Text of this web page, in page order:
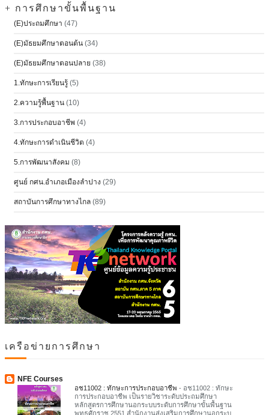
+ การศึกษาขั้นพื้นฐาน
(E)ประถมศึกษา (47)
(E)มัธยมศึกษาตอนต้น (34)
(E)มัธยมศึกษาตอนปลาย (38)
1.ทักษะการเรียนรู้ (5)
2.ความรู้พื้นฐาน (10)
3.การประกอบอาชีพ (4)
4.ทักษะการดำเนินชีวิต (4)
5.การพัฒนาสังคม (8)
ศูนย์ กศน.อำเภอเมืองลำปาง (29)
สถาบันการศึกษาทางไกล (89)
เครือข่ายการศึกษา
NFE Courses
อช11002 : ทักษะการประกอบอาชีพ - อช11002 : ทักษะ
การประกอบอาชีพ เป็นรายวิชาระดับประถมศึกษา
หลักสูตรการศึกษานอกระบบระดับการศึกษาขั้นพื้นฐาน
พุทธศักราช 2551 สำนักงานส่งเสริมการศึกษานอกระบ...